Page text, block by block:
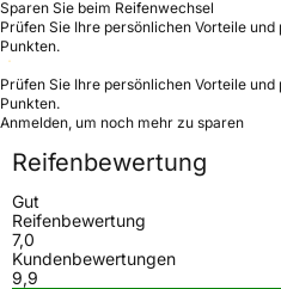
Sparen Sie beim Reifenwechsel
Prüfen Sie Ihre persönlichen Vorteile
Punkten.
Prüfen Sie Ihre persönlichen Vorteile
Punkten.
Anmelden, um noch mehr zu sparen
Reifenbewertung
Gut
Reifenbewertung
7,0
Kundenbewertungen
9,9